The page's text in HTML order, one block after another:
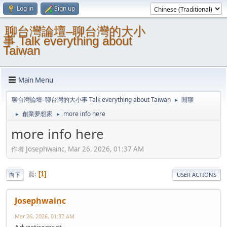
Log in Sign up
聊台灣論壇–聊台灣的大小
事 Talk everything about
Taiwan
Main Menu
聊台灣論壇–聊台灣的大小事 Talk everything about Taiwan ► 閒聊
► 創業夢想家 ► more info here
more info here
作者 Josephwainc, Mar 26, 2026, 01:37 AM
向下 頁 1 USER ACTIONS
Josephwainc
Mar 26, 2026, 01:37 AM